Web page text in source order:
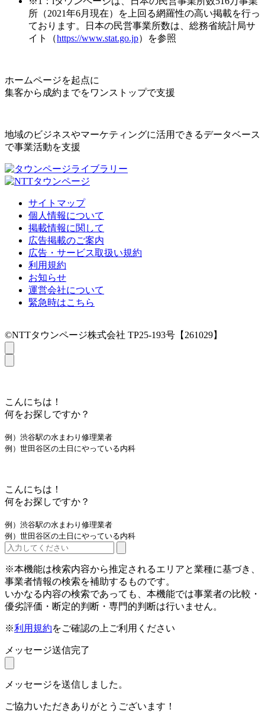
所（2021年6月現在）を上回る網羅性の高い掲載を行っ
ております。日本の民営事業所数は、総務省統計局サ
イト（https://www.stat.go.jp）を参照
ホームページを起点に
集客から成約までをワンストップで支援
地域のビジネスやマーケティングに活用できるデータベース
で事業活動を支援
サイトマップ
個人情報について
掲載情報に関して
広告掲載のご案内
広告・サービス取扱い規約
利用規約
お知らせ
運営会社について
緊急時はこちら
©NTTタウンページ株式会社 TP25-193号【261029】
こんにちは！
何をお探しですか？
例）渋谷駅の水まわり修理業者
例）世田谷区の土日にやっている内科
こんにちは！
何をお探しですか？
例）渋谷駅の水まわり修理業者
例）世田谷区の土日にやっている内科
※本機能は検索内容から推定されるエリアと業種に基づき、
事業者情報の検索を補助するものです。
いかなる内容の検索であっても、本機能では事業者の比較・
優劣評価・断定的判断・専門的判断は行いません。
※利用規約をご確認の上ご利用ください
メッセージ送信完了
メッセージを送信しました。
ご協力いただきありがとうございます！